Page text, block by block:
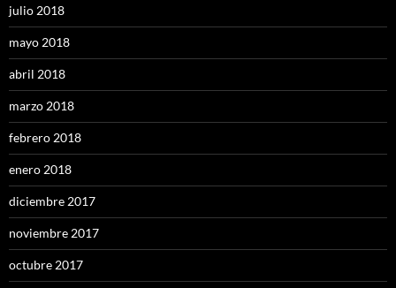
julio 2018
mayo 2018
abril 2018
marzo 2018
febrero 2018
enero 2018
diciembre 2017
noviembre 2017
octubre 2017